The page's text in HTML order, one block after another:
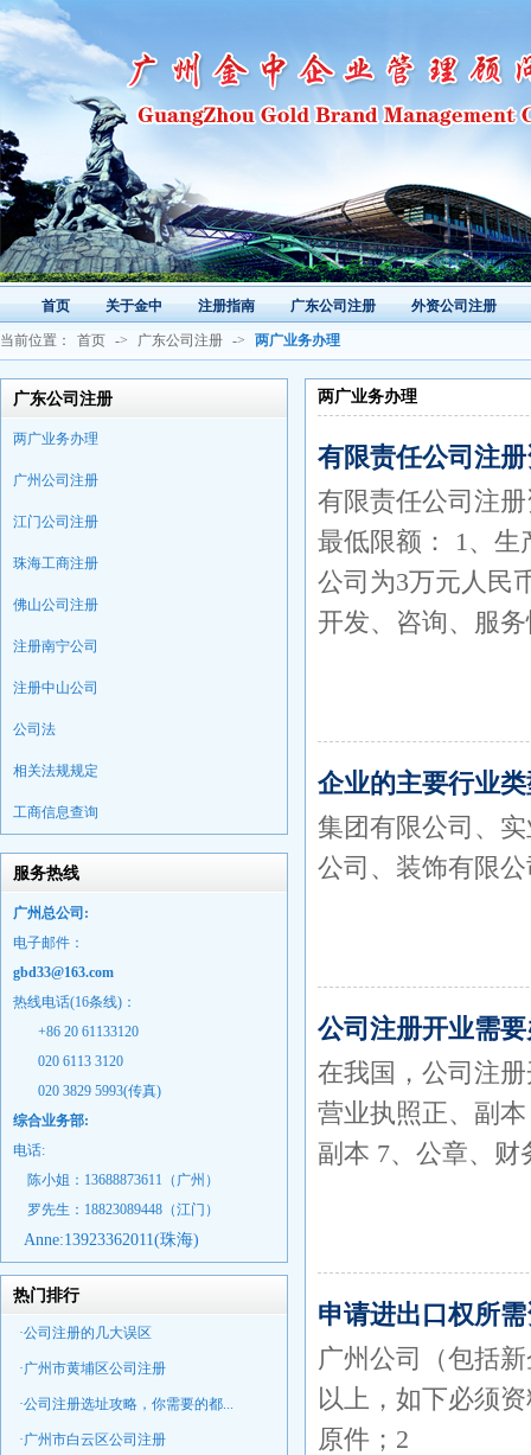
首页 关于金中 注册指南 广东公司注册 外资公司注册
当前位置： 首页 -> 广东公司注册 -> 两广业务办理
广东公司注册
两广业务办理
广州公司注册
江门公司注册
珠海工商注册
佛山公司注册
注册南宁公司
注册中山公司
公司法
相关法规规定
工商信息查询
服务热线
广州总公司:
电子邮件：
gbd33@163.com
热线电话(16条线)：
+86 20 61133120
020 6113 3120
020 3829 5993(传真)
综合业务部:
电话:
陈小姐：13688873611（广州）
罗先生：18823089448 （江门）
Anne:13923362011(珠海)
热门排行
·公司注册的几大误区
·广州市黄埔区公司注册
·公司注册选址攻略，你需要的都...
·广州市白云区公司注册
两广业务办理
有限责任公司注
有限责任公司注
最低限额： 1、生
公司为3万元人民
开发、咨询、服
企业的主要行业
集团有限公司、
公司、装饰有限
公司注册开业需
在我国，公司注
营业执照正、副
副本 7、公章、
申请进出口权所
广州公司（包括
以上，如下必须
原件；2